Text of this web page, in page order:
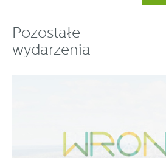
Pozostałe
wydarzenia